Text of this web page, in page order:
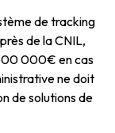
de tracking
de la CNIL,
000€ en cas
ne doit
de solutions de